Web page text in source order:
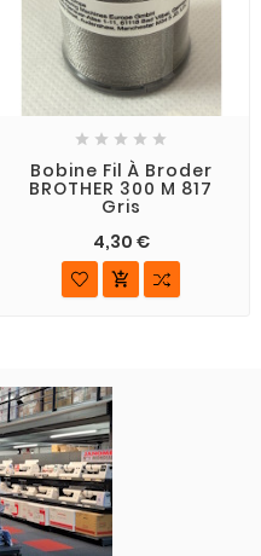
    
Bobine Fil À Broder
BROTHER 300 M 817
Gris
4,30 €
